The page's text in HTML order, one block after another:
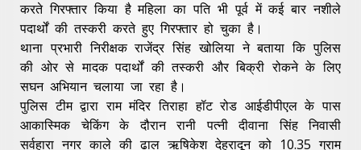
करते गिरफ्तार किया है महिला का पति भी पूर्व में कई बार नशीले
पदार्थों की तस्करी करते हुए गिरफ्तार हो चुका है।
थाना प्रभारी निरीक्षक राजेंद्र सिंह खोलिया ने बताया कि पुलिस
की ओर से मादक पदार्थों की तस्करी और बिक्री रोकने के लिए
सघन अभियान चलाया जा रहा है।
पुलिस टीम द्वारा राम मंदिर तिराहा हॉट रोड आईडीपीएल के पास
आकास्मिक चेकिंग के दौरान रानी पत्नी दीवाना सिंह निवासी
सर्वहारा नगर काले की ढाल ऋषिकेश देहरादून को 10.35 ग्राम